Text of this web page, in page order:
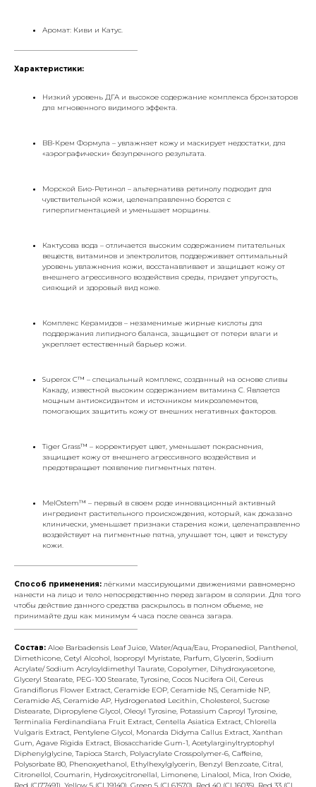
Аромат: Киви и Катус.
Характеристики:
Низкий уровень ДГА и высокое содержание комплекса бронзаторов
для мгновенного видимого эффекта.
BB-Крем Формула – увлажняет кожу и маскирует недостатки, для
«аэрографически» безупречного результата.
Морской Био-Ретинол – альтернатива ретинолу подходит для
чувствительной кожи, целенаправленно борется с
гиперпигментацией и уменьшает морщины.
Кактусова вода – отличается высоким содержанием питательных
веществ, витаминов и электролитов, поддерживает оптимальный
уровень увлажнения кожи, восстанавливает и защищает кожу от
внешнего агрессивного воздействия среды, придает упругость,
сияющий и здоровый вид коже.
Комплекс Керамидов – незаменимые жирные кислоты для
поддержания липидного баланса, защищает от потери влаги и
укрепляет естественный барьер кожи.
Superox C™ – специальный комплекс, созданный на основе сливы
Какаду, известной высоким содержанием витамина С. Является
мощным антиоксидантом и источником микроэлементов,
помогающих защитить кожу от внешних негативных факторов.
Tiger Grass™ – корректирует цвет, уменьшает покраснения,
защищает кожу от внешнего агрессивного воздействия и
предотвращает появление пигментных пятен.
MelOstem™ – первый в своем роде инновационный активный
ингредиент растительного происхождения, который, как доказано
клинически, уменьшает признаки старения кожи, целенаправленно
воздействует на пигментные пятна, улучшает тон, цвет и текстуру
кожи.
Способ применения: лёгкими массирующими движениями равномерно
нанести на лицо и тело непосредственно перед загаром в солярии. Для того
чтобы действие данного средства раскрылось в полном объеме, не
принимайте душ как минимум 4 часа после сеанса загара.
Состав: Aloe Barbadensis Leaf Juice, Water/Aqua/Eau, Propanediol, Panthenol,
Dimethicone, Cetyl Alcohol, Isopropyl Myristate, Parfum, Glycerin, Sodium
Acrylate/ Sodium Acryloyldimethyl Taurate, Copolymer, Dihydroxyacetone,
Glyceryl Stearate, PEG-100 Stearate, Tyrosine, Cocos Nucifera Oil, Cereus
Grandiflorus Flower Extract, Ceramide EOP, Ceramide NS, Ceramide NP,
Ceramide AS, Ceramide AP, Hydrogenated Lecithin, Cholesterol, Sucrose
Distearate, Dipropylene Glycol, Oleoyl Tyrosine, Potassium Caproyl Tyrosine,
Terminalia Ferdinandiana Fruit Extract, Centella Asiatica Extract, Chlorella
Vulgaris Extract, Pentylene Glycol, Monarda Didyma Callus Extract, Xanthan
Gum, Agave Rigida Extract, Biosaccharide Gum-1, Acetylarginyltryptophyl
Diphenylglycine, Tapioca Starch, Polyacrylate Crosspolymer-6, Caffeine,
Polysorbate 80, Phenoxyethanol, Ethylhexylglycerin, Benzyl Benzoate, Citral,
Citronellol, Coumarin, Hydroxycitronellal, Limonene, Linalool, Mica, Iron Oxide,